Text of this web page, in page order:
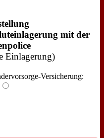
mit der
Einlagerung)
Versicherung: